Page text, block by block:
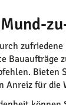
Bauaufträge
Anreiz für